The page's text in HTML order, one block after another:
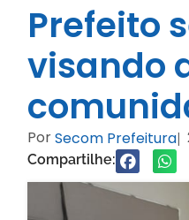
Prefeito
visando
PorSecom Prefeitura|
Compartilhe: